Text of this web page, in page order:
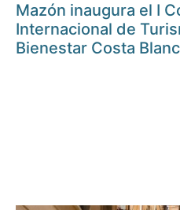
Mazón inaugura el I
Internacional de
Bienestar Costa